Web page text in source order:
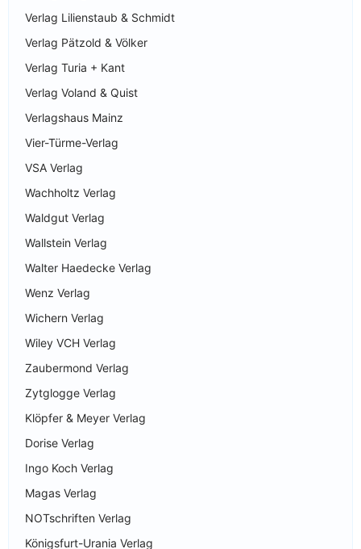
Verlag Lilienstaub & Schmidt
Verlag Pätzold & Völker
Verlag Turia + Kant
Verlag Voland & Quist
Verlagshaus Mainz
Vier-Türme-Verlag
VSA Verlag
Wachholtz Verlag
Waldgut Verlag
Wallstein Verlag
Walter Haedecke Verlag
Wenz Verlag
Wichern Verlag
Wiley VCH Verlag
Zaubermond Verlag
Zytglogge Verlag
Klöpfer & Meyer Verlag
Dorise Verlag
Ingo Koch Verlag
Magas Verlag
NOTschriften Verlag
Königsfurt-Urania Verlag